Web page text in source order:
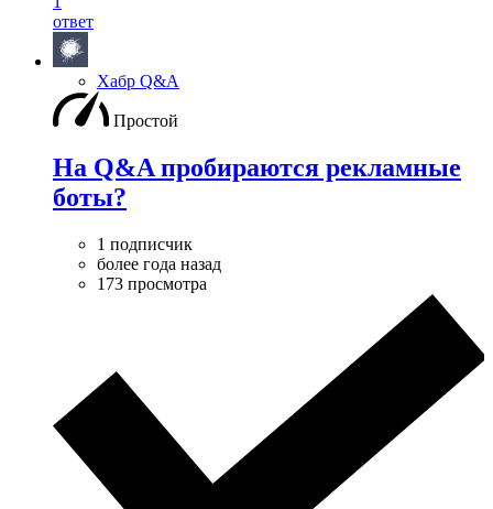
ответ
Хабр Q&A
Простой
На Q&A пробираются рекламные
боты?
1 подписчик
более года назад
173 просмотра